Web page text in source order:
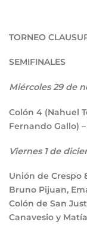
TORNEO
SEMIFINALES
Miércoles 29 de
Colón 4 (Nahuel
Fernando Gallo)
Viernes 1 de
Unión de Crespo
Bruno Pijuan,
Colón de San
Canavesio y